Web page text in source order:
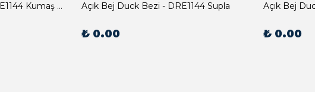
Açık Bej Duck Bezi - DRE1144 Kumaş Peçete Açık Bej Duck Bezi - DRE1144 Supla
₺ 0.00 ₺ 0.00